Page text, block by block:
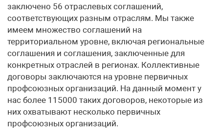
заключено 56 отраслевых соглашений,
соответствующих разным отраслям. Мы также
имеем множество соглашений на
территориальном уровне, включая региональные
соглашения и соглашения, заключенные для
конкретных отраслей в регионах. Коллективные
договоры заключаются на уровне первичных
профсоюзных организаций. На данный момент у
нас более 115000 таких договоров, некоторые из
них охватывают несколько первичных
профсоюзных организаций.